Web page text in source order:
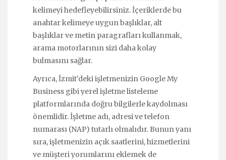
kelimeyi hedefleyebilirsiniz. İçeriklerde bu
anahtar kelimeye uygun başlıklar, alt
başlıklar ve metin paragrafları kullanmak,
arama motorlarının sizi daha kolay
bulmasını sağlar.
Ayrıca, İzmit'deki işletmenizin Google My
Business gibi yerel işletme listeleme
platformlarında doğru bilgilerle kaydolması
önemlidir. İşletme adı, adresi ve telefon
numarası (NAP) tutarlı olmalıdır. Bunun yanı
sıra, işletmenizin açık saatlerini, hizmetlerini
ve müşteri yorumlarını eklemek de